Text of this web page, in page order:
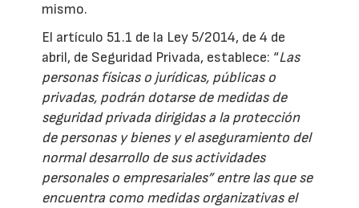
mismo.
El artículo 51.1 de la Ley 5/2014, de 4 de
abril, de Seguridad Privada, establece: “Las
personas físicas o jurídicas, públicas o
privadas, podrán dotarse de medidas de
seguridad privada dirigidas a la protección
de personas y bienes y el aseguramiento del
normal desarrollo de sus actividades
personales o empresariales” entre las que se
encuentra como medidas organizativas el